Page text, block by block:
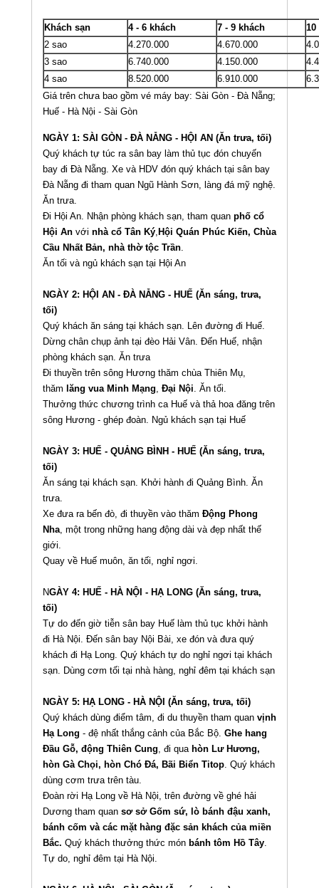
Khách sạn 4 - 6 khách 7 - 9 khách
10
2 sao
4.270.000 4.670.000
3 sao
6.740.000 4.150.000
4 sao
8.520.000 6.910.000
Giá trên chưa bao gồm vé máy bay: Sài Gòn - Đà Nẵng;
Huế - Hà Nội - Sài Gòn
NGÀY 1: SÀI GÒN - ĐÀ NẴNG - HỘI AN (Ăn trưa, tối)
Quý khách tự túc ra sân bay làm thủ tục đón chuyến
bay đi Đà Nẵng. Xe và HDV đón quý khách tại sân bay
Đà Nẵng đi tham quan Ngũ Hành Sơn, làng đá mỹ nghệ.
Ăn trưa.
Đi Hội An. Nhận phòng khách sạn, tham quan phố cổ
Hội An với nhà cổ Tân Ký, Hội Quán Phúc Kiến, Chùa
Cầu Nhất Bản, nhà thờ tộc Trần.
Ăn tối và ngủ khách sạn tại Hội An
NGÀY 2: HỘI AN - ĐÀ NẴNG - HUẾ (Ăn sáng, trưa,
tối)
Quý khách ăn sáng tại khách sạn. Lên đường đi Huế.
Dừng chân chụp ảnh tại đèo Hải Vân. Đến Huế, nhận
phòng khách sạn. Ăn trưa
Đi thuyền trên sông Hương thăm chùa Thiên Mụ,
thăm lăng vua Minh Mạng, Đại Nội. Ăn tối.
Thưởng thức chương trình ca Huế và thả hoa đăng trên
sông Hương - ghép đoàn. Ngủ khách sạn tại Huế
NGÀY 3: HUẾ - QUẢNG BÌNH - HUẾ (Ăn sáng, trưa,
tối)
Ăn sáng tại khách sạn. Khởi hành đi Quảng Bình. Ăn
trưa.
Xe đưa ra bến đò, đi thuyền vào thăm Động Phong
Nha, một trong những hang động dài và đẹp nhất thế
giới.
Quay về Huế muôn, ăn tối, nghỉ ngơi.
NGÀY 4: HUẾ - HÀ NỘI - HẠ LONG (Ăn sáng, trưa,
tối)
Tự do đến giờ tiễn sân bay Huế làm thủ tục khởi hành
đi Hà Nội. Đến sân bay Nội Bài, xe đón và đưa quý
khách đi Hạ Long. Quý khách tự do nghỉ ngơi tại khách
sạn. Dùng cơm tối tại nhà hàng, nghỉ đêm tại khách sạn
NGÀY 5: HẠ LONG - HÀ NỘI (Ăn sáng, trưa, tối)
Quý khách dùng điểm tâm, đi du thuyền tham quan vịnh
Hạ Long - đệ nhất thắng cảnh của Bắc Bộ. Ghe hang
Đầu Gỗ, động Thiên Cung, đi qua hòn Lư Hương,
hòn Gà Chọi, hòn Chó Đá, Bãi Biển Titop. Quý khách
dùng cơm trưa trên tàu.
Đoàn rời Hạ Long về Hà Nội, trên đường về ghé hải
Dương tham quan sơ sở Gốm sứ, lò bánh đậu xanh,
bánh cốm và các mặt hàng đặc sản khách của miền
Bắc. Quý khách thưởng thức món bánh tôm Hồ Tây.
Tự do, nghỉ đêm tại Hà Nội.